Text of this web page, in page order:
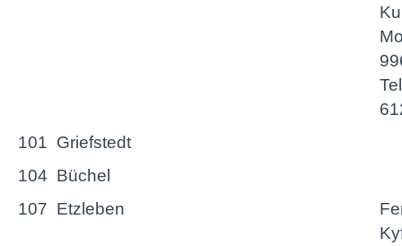
101 Griefstedt
104 Büchel
107 Etzleben